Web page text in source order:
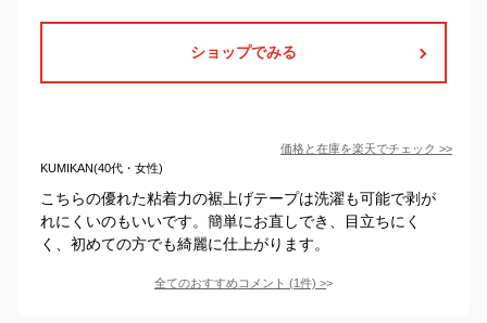
ショップでみる
価格と在庫を楽天でチェック >>
KUMIKAN(40代・女性)
こちらの優れた粘着力の裾上げテープは洗濯も可能で剥が
れにくいのもいいです。簡単にお直しでき、目立ちにく
く、初めての方でも綺麗に仕上がります。
全てのおすすめコメント (1件) >